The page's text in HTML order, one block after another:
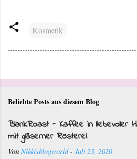
Kosmetik
Beliebte Posts aus diesem Blog
BlankRoast - Kaffee in liebevoller
mit gläserner Rösterei
Von Nikkisblogworld - Juli 23, 2020